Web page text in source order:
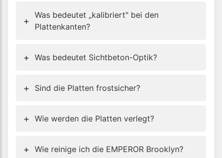
+
Was bedeutet „kalibriert" bei den
Plattenkanten?
+ Was bedeutet Sichtbeton-Optik?
+ Sind die Platten frostsicher?
+ Wie werden die Platten verlegt?
+ Wie reinige ich die EMPEROR Brooklyn?